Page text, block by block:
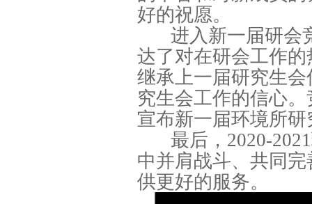
好的祝愿。
进入新一届研会
达了对在研会工作
继承上一届研究生
究生会工作的信心
宣布新一届环境所
最后，2020-
中并肩战斗、共同
供更好的服务。